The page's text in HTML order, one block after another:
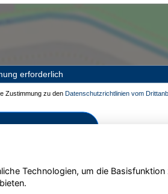
erforderlich
Zustimmung zu den Datenschutzrichtlinien vom
und aktivieren
Technologien, um die Basisfunktion